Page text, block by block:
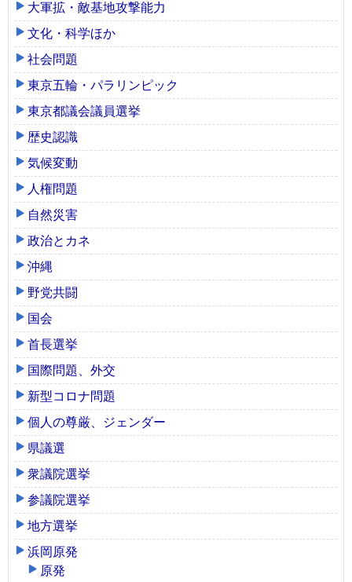
大軍拡・敵基地攻撃能力
文化・科学ほか
社会問題
東京五輪・パラリンピック
東京都議会議員選挙
歴史認識
気候変動
人権問題
自然災害
政治とカネ
沖縄
野党共闘
国会
首長選挙
国際問題、外交
新型コロナ問題
個人の尊厳、ジェンダー
県議選
衆議院選挙
参議院選挙
地方選挙
浜岡原発
原発